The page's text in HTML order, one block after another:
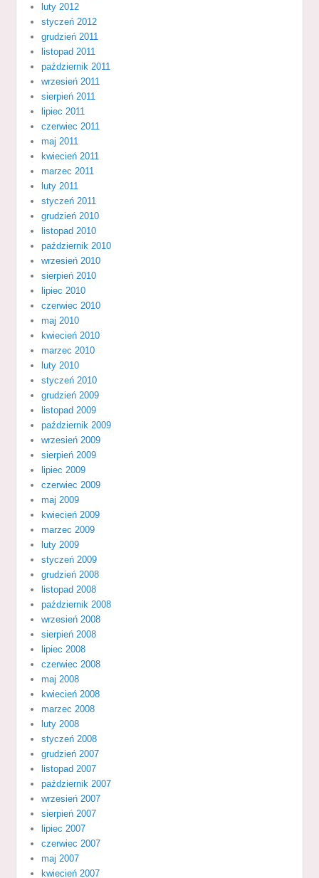
luty 2012
styczeń 2012
grudzień 2011
listopad 2011
październik 2011
wrzesień 2011
sierpień 2011
lipiec 2011
czerwiec 2011
maj 2011
kwiecień 2011
marzec 2011
luty 2011
styczeń 2011
grudzień 2010
listopad 2010
październik 2010
wrzesień 2010
sierpień 2010
lipiec 2010
czerwiec 2010
maj 2010
kwiecień 2010
marzec 2010
luty 2010
styczeń 2010
grudzień 2009
listopad 2009
październik 2009
wrzesień 2009
sierpień 2009
lipiec 2009
czerwiec 2009
maj 2009
kwiecień 2009
marzec 2009
luty 2009
styczeń 2009
grudzień 2008
listopad 2008
październik 2008
wrzesień 2008
sierpień 2008
lipiec 2008
czerwiec 2008
maj 2008
kwiecień 2008
marzec 2008
luty 2008
styczeń 2008
grudzień 2007
listopad 2007
październik 2007
wrzesień 2007
sierpień 2007
lipiec 2007
czerwiec 2007
maj 2007
kwiecień 2007